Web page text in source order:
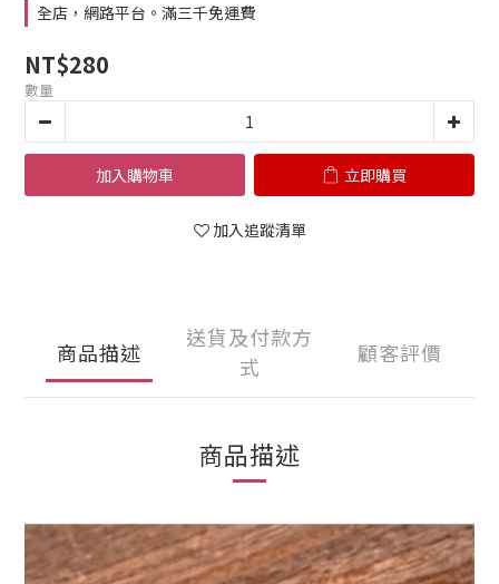
全店，網路平台。滿三千免運費
NT$280
數量
加入購物車 立即購買
加入追蹤清單
商品描述
送貨及付款方
式
顧客評價
商品描述